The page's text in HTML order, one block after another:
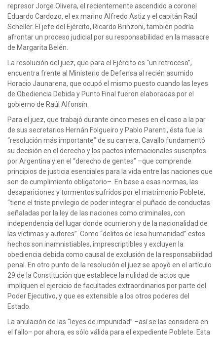
represor Jorge Olivera, el recientemente ascendido a coronel
Eduardo Cardozo, el ex marino Alfredo Astiz y el capitán Raúl
Scheller. El jefe del Ejército, Ricardo Brinzoni, también podría
afrontar un proceso judicial por su responsabilidad en la masacre
de Margarita Belén.
La resolución del juez, que para el Ejército es “un retroceso”,
encuentra frente al Ministerio de Defensa al recién asumido
Horacio Jaunarena, que ocupó el mismo puesto cuando las leyes
de Obediencia Debida y Punto Final fueron elaboradas por el
gobierno de Raúl Alfonsín.
Para el juez, que trabajó durante cinco meses en el caso a la par
de sus secretarios Hernán Folgueiro y Pablo Parenti, ésta fue la
“resolución más importante” de su carrera. Cavallo fundamentó
su decisión en el derecho y los pactos internacionales suscriptos
por Argentina y en el “derecho de gentes” –que comprende
principios de justicia esenciales para la vida entre las naciones que
son de cumplimiento obligatorio–. En base a esas normas, las
desapariciones y tormentos sufridos por el matrimonio Poblete,
“tiene el triste privilegio de poder integrar el puñado de conductas
señaladas por la ley de las naciones como criminales, con
independencia del lugar donde ocurrieron y de la nacionalidad de
las víctimas y autores”. Como “delitos de lesa humanidad” estos
hechos son inamnistiables, imprescriptibles y excluyen la
obediencia debida como causal de exclusión de la responsabilidad
penal. En otro punto de la resolución el juez se apoyó en el artículo
29 de la Constitución que establece la nulidad de actos que
impliquen el ejercicio de facultades extraordinarios por parte del
Poder Ejecutivo, y que es extensible a los otros poderes del
Estado.
La anulación de las “leyes de impunidad” –así se las considera en
el fallo– por ahora, es sólo válida para el expediente Poblete. Esta